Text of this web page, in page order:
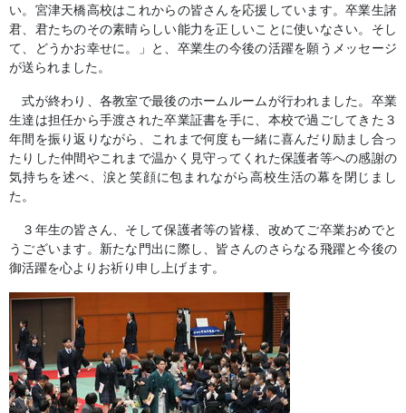
い。宮津天橋高校はこれからの皆さんを応援しています。卒業生諸
君、君たちのその素晴らしい能力を正しいことに使いなさい。そし
て、どうかお幸せに。」と、卒業生の今後の活躍を願うメッセージ
が送られました。
式が終わり、各教室で最後のホームルームが行われました。卒業
生達は担任から手渡された卒業証書を手に、本校で過ごしてきた３
年間を振り返りながら、これまで何度も一緒に喜んだり励まし合っ
たりした仲間やこれまで温かく見守ってくれた保護者等への感謝の
気持ちを述べ、涙と笑顔に包まれながら高校生活の幕を閉じまし
た。
３年生の皆さん、そして保護者等の皆様、改めてご卒業おめでと
うございます。新たな門出に際し、皆さんのさらなる飛躍と今後の
御活躍を心よりお祈り申し上げます。